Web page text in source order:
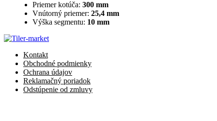
Priemer kotúča: 300 mm
Vnútorný priemer: 25,4 mm
Výška segmentu: 10 mm
Kontakt
Obchodné podmienky
Ochrana údajov
Reklamačný poriadok
Odstúpenie od zmluvy